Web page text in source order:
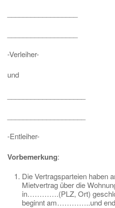
-Verleiher-
und
-Entleiher-
Vorbemerkung:
Die Vertragsparteien
Mietvertrag über die
in………….(PLZ, Ort)
beginnt am…………..und